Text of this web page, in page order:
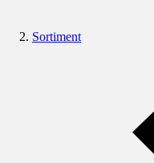
Sortiment